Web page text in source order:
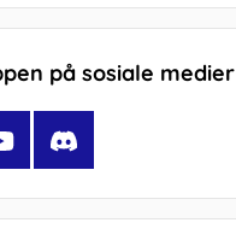
på sosiale medier
Discord